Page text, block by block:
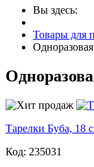
Вы здесь:
Товары для
Тарелки Буба, 18
Код: 235031